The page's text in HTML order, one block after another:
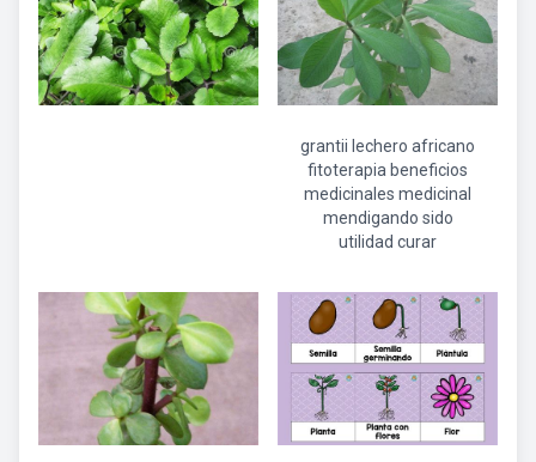
grantii lechero africano
fitoterapia beneficios
medicinales medicinal
mendigando sido
utilidad curar